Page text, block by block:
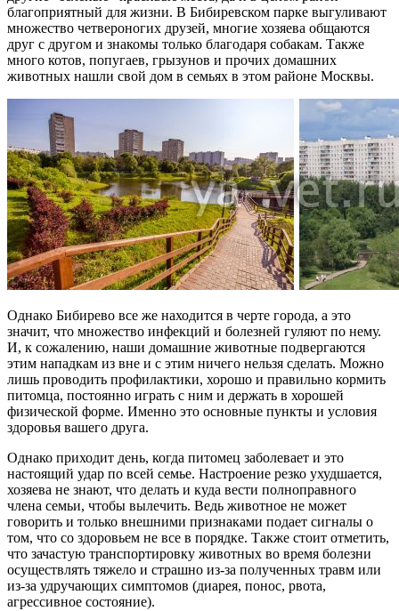
благоприятный для жизни. В Бибиревском парке выгуливают
множество четвероногих друзей, многие хозяева общаются
друг с другом и знакомы только благодаря собакам. Также
много котов, попугаев, грызунов и прочих домашних
животных нашли свой дом в семьях в этом районе Москвы.
Однако Бибирево все же находится в черте города, а это
значит, что множество инфекций и болезней гуляют по нему.
И, к сожалению, наши домашние животные подвергаются
этим нападкам из вне и с этим ничего нельзя сделать. Можно
лишь проводить профилактики, хорошо и правильно кормить
питомца, постоянно играть с ним и держать в хорошей
физической форме. Именно это основные пункты и условия
здоровья вашего друга.
Однако приходит день, когда питомец заболевает и это
настоящий удар по всей семье. Настроение резко ухудшается,
хозяева не знают, что делать и куда вести полноправного
члена семьи, чтобы вылечить. Ведь животное не может
говорить и только внешними признаками подает сигналы о
том, что со здоровьем не все в порядке. Также стоит отметить,
что зачастую транспортировку животных во время болезни
осуществлять тяжело и страшно из-за полученных травм или
из-за удручающих симптомов (диарея, понос, рвота,
агрессивное состояние).